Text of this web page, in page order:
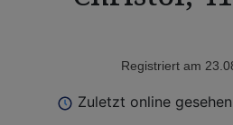
Registriert am
Zuletzt online